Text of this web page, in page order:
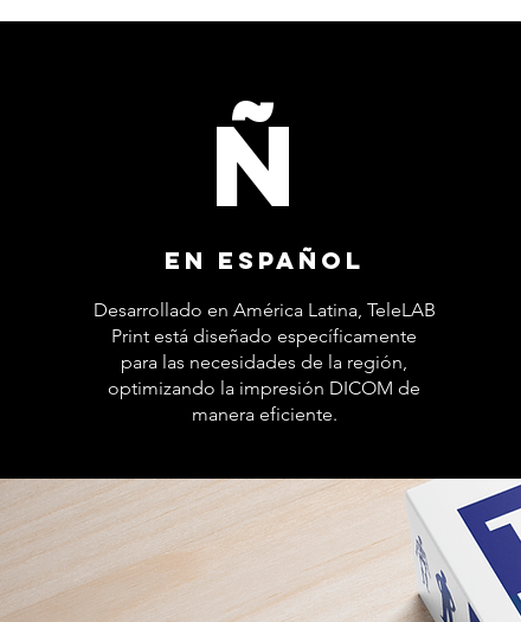
Ñ
En español
Desarrollado en América Latina, TeleLAB
Print está diseñado específicamente
para las necesidades de la región,
optimizando la impresión DICOM de
manera eficiente.